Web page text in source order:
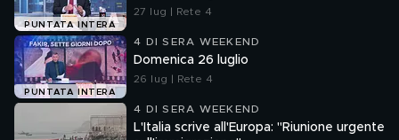
PUNTATA INTERA
27 lug | Rete 4
PUNTATA INTERA
4 DI SERA WEEKEND
Domenica 26 luglio
26 lug | Rete 4
4 DI SERA WEEKEND
L'Italia scrive all'Europa: "Riunione urgente